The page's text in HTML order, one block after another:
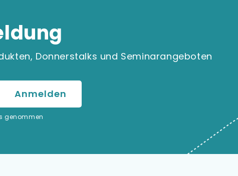
Donnerstalks und Seminarangeboten
genommen